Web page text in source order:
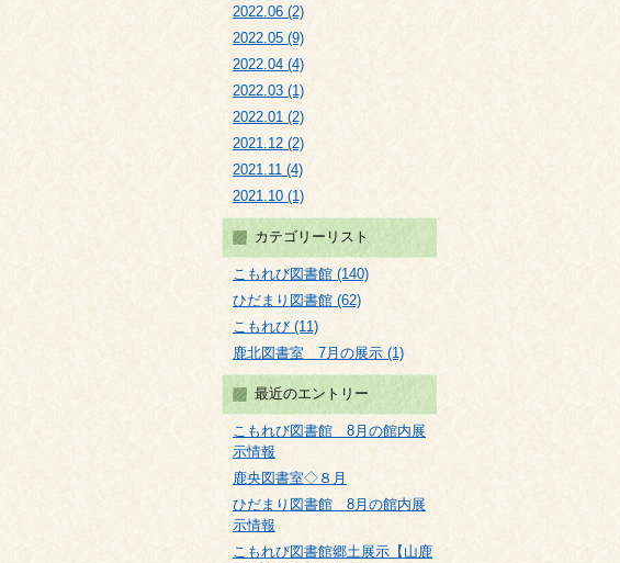
2022.06 (2)
2022.05 (9)
2022.04 (4)
2022.03 (1)
2022.01 (2)
2021.12 (2)
2021.11 (4)
2021.10 (1)
カテゴリーリスト
こもれび図書館 (140)
ひだまり図書館 (62)
こもれび (11)
鹿北図書室 7月の展示 (1)
最近のエントリー
こもれび図書館 8月の館内展
示情報
鹿央図書室◇８月
ひだまり図書館 8月の館内展
示情報
こもれび図書館郷土展示【山鹿